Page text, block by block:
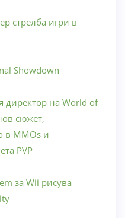
стрелба игри в
Showdown
директор на World of
сюжет,
в MMOs и
PVP
за Wii рисува